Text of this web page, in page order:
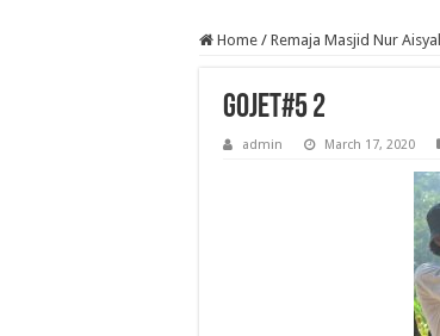
Home / Remaja Masjid Nur
Gojet#5 2
admin March 17, 2020